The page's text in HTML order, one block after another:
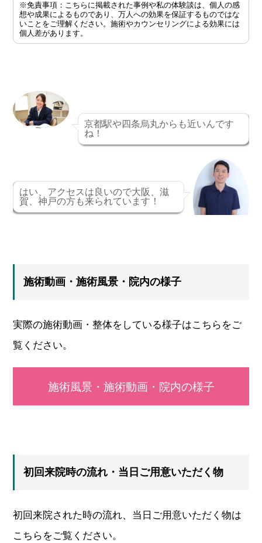
※免責事項：こちらに掲載された事例や私の体験談は、個人の感
想や成果によるものであり、万人への効果を保証するものではな
いことをご理解ください。施術やカウンセリングによる効果には
個人差があります。
京都駅や四条烏丸からも近いんです
ね！
はい、アクセスは良いので大阪、滋
賀、神戸の方も来られています！
施術動画・施術風景・院内の様子
実際の施術動画・整体をしている様子はこちらをご
覧ください。
施術風景・施術動画・院内の様子
初回来院時の流れ・当日ご用意いただく物
初回来院された時の流れ、当日ご用意いただく物は
こちらをご覧ください。